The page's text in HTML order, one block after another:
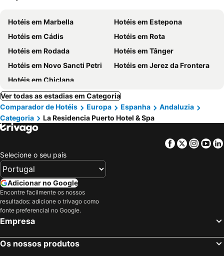
Hotéis em Marbella
Hotéis em Estepona
Hotéis em Cádis
Hotéis em Rota
Hotéis em Rodada
Hotéis em Tânger
Hotéis em Novo Sancti Petri
Hotéis em Jerez da Frontera
Hotéis em Chiclana
Ver todas as estadias em Categoria
Comparador de Hotéis
Europa Espanha
Andaluzia
Categoria
La Residencia Puerto Hotel & Spa
Facebook
Twitter
Selecione o seu país
Adicionar no Google
Encontre facilmente os nossos
resultados: adicione o trivago como
fonte preferencial no Google.
Empresa
Os nossos produtos